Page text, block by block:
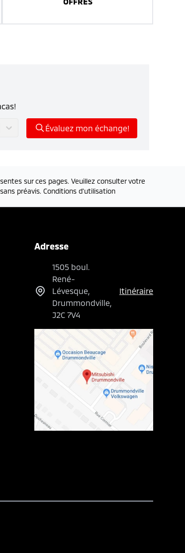
Évaluez mon échange!
sur ces pages. Veuillez consulter votre
préavis. Conditions d'utilisation
Adresse
1505 boul.
René-
Lévesque,
Drummondville,
J2C 7V4
Itinéraire